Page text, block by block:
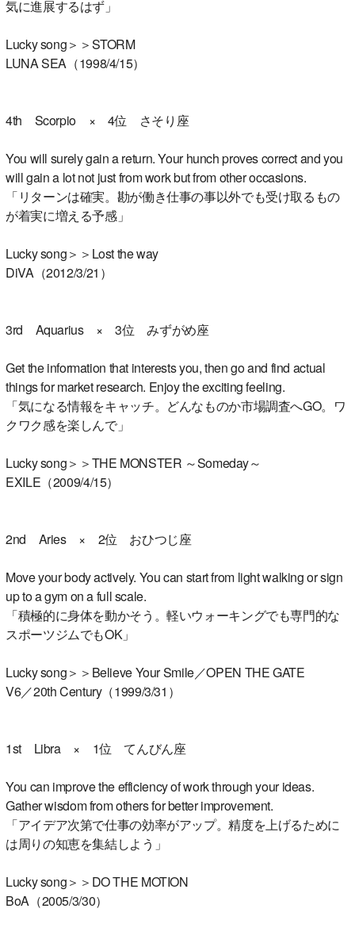
気に進展するはず」
Lucky song＞＞STORM
LUNA SEA（1998/4/15）
4th Scorpio × 4位 さそり座
You will surely gain a return. Your hunch proves correct and you
will gain a lot not just from work but from other occasions.
「リターンは確実。勘が働き仕事の事以外でも受け取るもの
が着実に増える予感」
Lucky song＞＞Lost the way
DiVA（2012/3/21）
3rd Aquarius × 3位 みずがめ座
Get the information that interests you, then go and find actual
things for market research. Enjoy the exciting feeling.
「気になる情報をキャッチ。どんなものか市場調査へGO。ワ
クワク感を楽しんで」
Lucky song＞＞THE MONSTER ～Someday～
EXILE（2009/4/15）
2nd Aries × 2位 おひつじ座
Move your body actively. You can start from light walking or sign
up to a gym on a full scale.
「積極的に身体を動かそう。軽いウォーキングでも専門的な
スポーツジムでもOK」
Lucky song＞＞Believe Your Smile／OPEN THE GATE
V6／20th Century（1999/3/31）
1st Libra × 1位 てんびん座
You can improve the efficiency of work through your ideas.
Gather wisdom from others for better improvement.
「アイデア次第で仕事の効率がアップ。精度を上げるために
は周りの知恵を集結しよう」
Lucky song＞＞DO THE MOTION
BoA（2005/3/30）